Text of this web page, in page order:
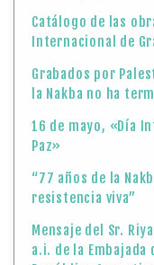
Catálogo de las
Internacional de
Grabados por
la Nakba no ha
16 de mayo, «Día
Paz»
“77 años de la
resistencia viva”
Mensaje del Sr.
a.i. de la Embajada